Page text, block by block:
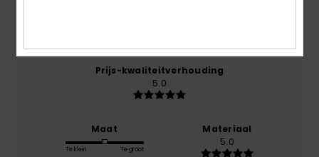
Prijs-kwaliteitverhouding
5.0
Maat
Te klein Te groot
Materiaal
5.0